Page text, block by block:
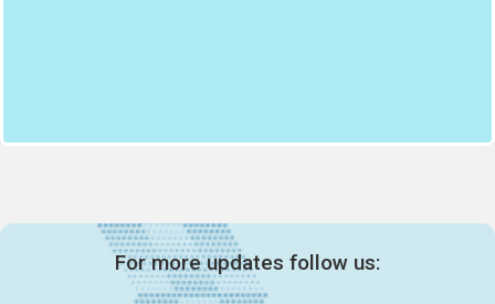
For more updates follow us: